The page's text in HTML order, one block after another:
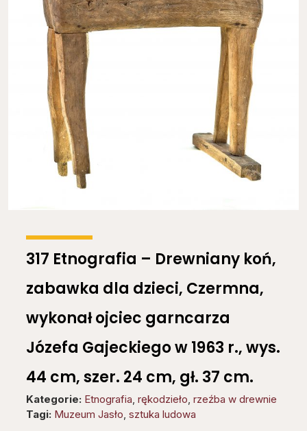
317 Etnografia – Drewniany koń,
zabawka dla dzieci, Czermna,
wykonał ojciec garncarza
Józefa Gajeckiego w 1963 r., wys.
44 cm, szer. 24 cm, gł. 37 cm.
Kategorie: Etnografia, rękodzieło, rzeźba w drewnie
Tagi: Muzeum Jasło, sztuka ludowa